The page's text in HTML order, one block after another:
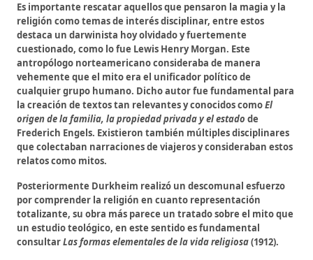
Es importante rescatar aquellos que pensaron la magia y la
religión como temas de interés disciplinar, entre estos
destaca un darwinista hoy olvidado y fuertemente
cuestionado, como lo fue Lewis Henry Morgan. Este
antropólogo norteamericano consideraba de manera
vehemente que el mito era el unificador político de
cualquier grupo humano. Dicho autor fue fundamental para
la creación de textos tan relevantes y conocidos comoEl
origen de la familia, la propiedad privada y el estado de
Frederich Engels. Existieron también múltiples disciplinares
que colectaban narraciones de viajeros y consideraban estos
relatos como mitos.
Posteriormente Durkheim realizó un descomunal esfuerzo
por comprender la religión en cuanto representación
totalizante, su obra más parece un tratado sobre el mito que
un estudio teológico, en este sentido es fundamental
consultarLas formas elementales de la vida religiosa(1912).